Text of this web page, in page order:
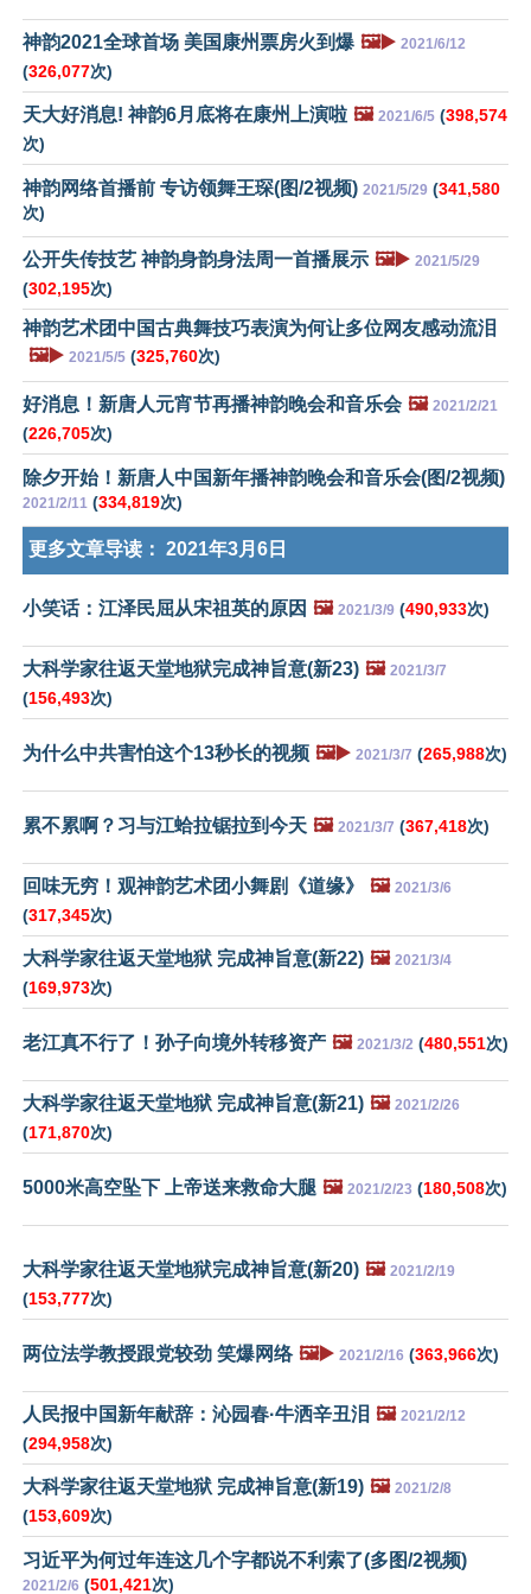
神韵2021全球首场 美国康州票房火到爆 🖼️▶️ 2021/6/12
(326,077次)
天大好消息! 神韵6月底将在康州上演啦 🖼️ 2021/6/5 (398,574
次)
神韵网络首播前 专访领舞王琛(图/2视频) 2021/5/29 (341,580
次)
公开失传技艺 神韵身韵身法周一首播展示 🖼️▶️ 2021/5/29
(302,195次)
神韵艺术团中国古典舞技巧表演为何让多位网友感动流泪
🖼️▶️ 2021/5/5 (325,760次)
好消息！新唐人元宵节再播神韵晚会和音乐会 🖼️ 2021/2/21
(226,705次)
除夕开始！新唐人中国新年播神韵晚会和音乐会(图/2视频)
2021/2/11 (334,819次)
更多文章导读： 2021年3月6日
小笑话：江泽民屈从宋祖英的原因 🖼️ 2021/3/9 (490,933次)
大科学家往返天堂地狱完成神旨意(新23) 🖼️ 2021/3/7
(156,493次)
为什么中共害怕这个13秒长的视频 🖼️▶️ 2021/3/7 (265,988次)
累不累啊？习与江蛤拉锯拉到今天 🖼️ 2021/3/7 (367,418次)
回味无穷！观神韵艺术团小舞剧《道缘》 🖼️ 2021/3/6
(317,345次)
大科学家往返天堂地狱 完成神旨意(新22) 🖼️ 2021/3/4
(169,973次)
老江真不行了！孙子向境外转移资产 🖼️ 2021/3/2 (480,551次)
大科学家往返天堂地狱 完成神旨意(新21) 🖼️ 2021/2/26
(171,870次)
5000米高空坠下 上帝送来救命大腿 🖼️ 2021/2/23 (180,508次)
大科学家往返天堂地狱完成神旨意(新20) 🖼️ 2021/2/19
(153,777次)
两位法学教授跟党较劲 笑爆网络 🖼️▶️ 2021/2/16 (363,966次)
人民报中国新年献辞：沁园春·牛洒辛丑泪 🖼️ 2021/2/12
(294,958次)
大科学家往返天堂地狱 完成神旨意(新19) 🖼️ 2021/2/8
(153,609次)
习近平为何过年连这几个字都说不利索了(多图/2视频)
2021/2/6 (501,421次)